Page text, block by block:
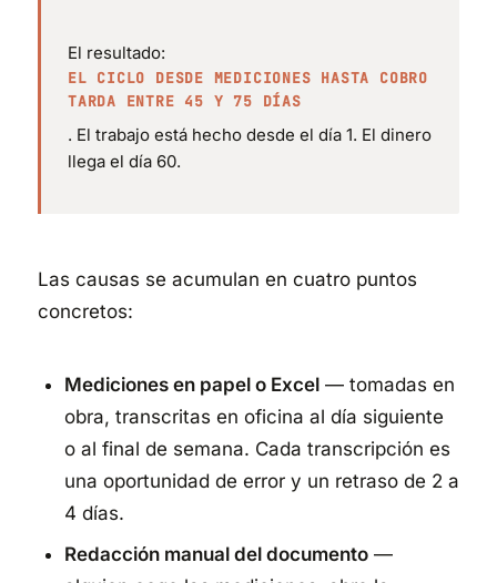
El resultado:
EL CICLO DESDE MEDICIONES HASTA COBRO
TARDA ENTRE 45 Y 75 DÍAS
. El trabajo está hecho desde el día 1. El dinero
llega el día 60.
Las causas se acumulan en cuatro puntos
concretos:
Mediciones en papel o Excel — tomadas en
obra, transcritas en oficina al día siguiente
o al final de semana. Cada transcripción es
una oportunidad de error y un retraso de 2 a
4 días.
Redacción manual del documento —